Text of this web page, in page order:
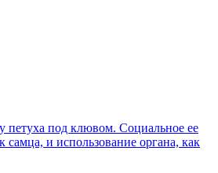
петуха под клювом. Социальное ее
самца, и использование органа, как